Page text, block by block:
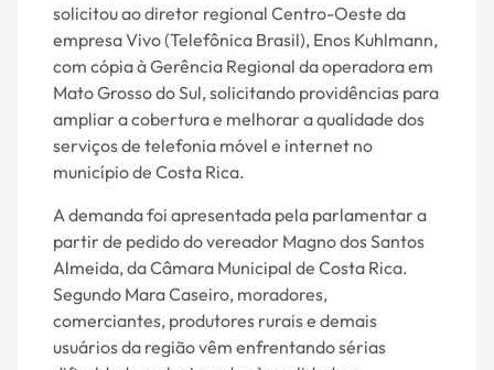
solicitou ao diretor regional Centro-Oeste da
empresa Vivo (Telefônica Brasil), Enos Kuhlmann,
com cópia à Gerência Regional da operadora em
Mato Grosso do Sul, solicitando providências para
ampliar a cobertura e melhorar a qualidade dos
serviços de telefonia móvel e internet no
município de Costa Rica.
A demanda foi apresentada pela parlamentar a
partir de pedido do vereador Magno dos Santos
Almeida, da Câmara Municipal de Costa Rica.
Segundo Mara Caseiro, moradores,
comerciantes, produtores rurais e demais
usuários da região vêm enfrentando sérias